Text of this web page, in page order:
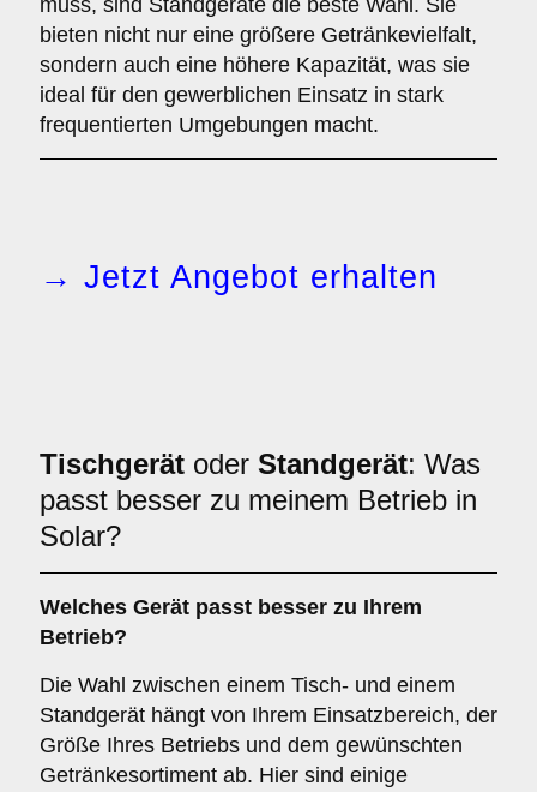
muss, sind Standgeräte die beste Wahl. Sie
bieten nicht nur eine größere Getränkevielfalt,
sondern auch eine höhere Kapazität, was sie
ideal für den gewerblichen Einsatz in stark
frequentierten Umgebungen macht.
→ Jetzt Angebot erhalten
Tischgerät oder Standgerät: Was
passt besser zu meinem Betrieb in
Solar?
Welches Gerät passt besser zu Ihrem
Betrieb?
Die Wahl zwischen einem Tisch- und einem
Standgerät hängt von Ihrem Einsatzbereich, der
Größe Ihres Betriebs und dem gewünschten
Getränkesortiment ab. Hier sind einige